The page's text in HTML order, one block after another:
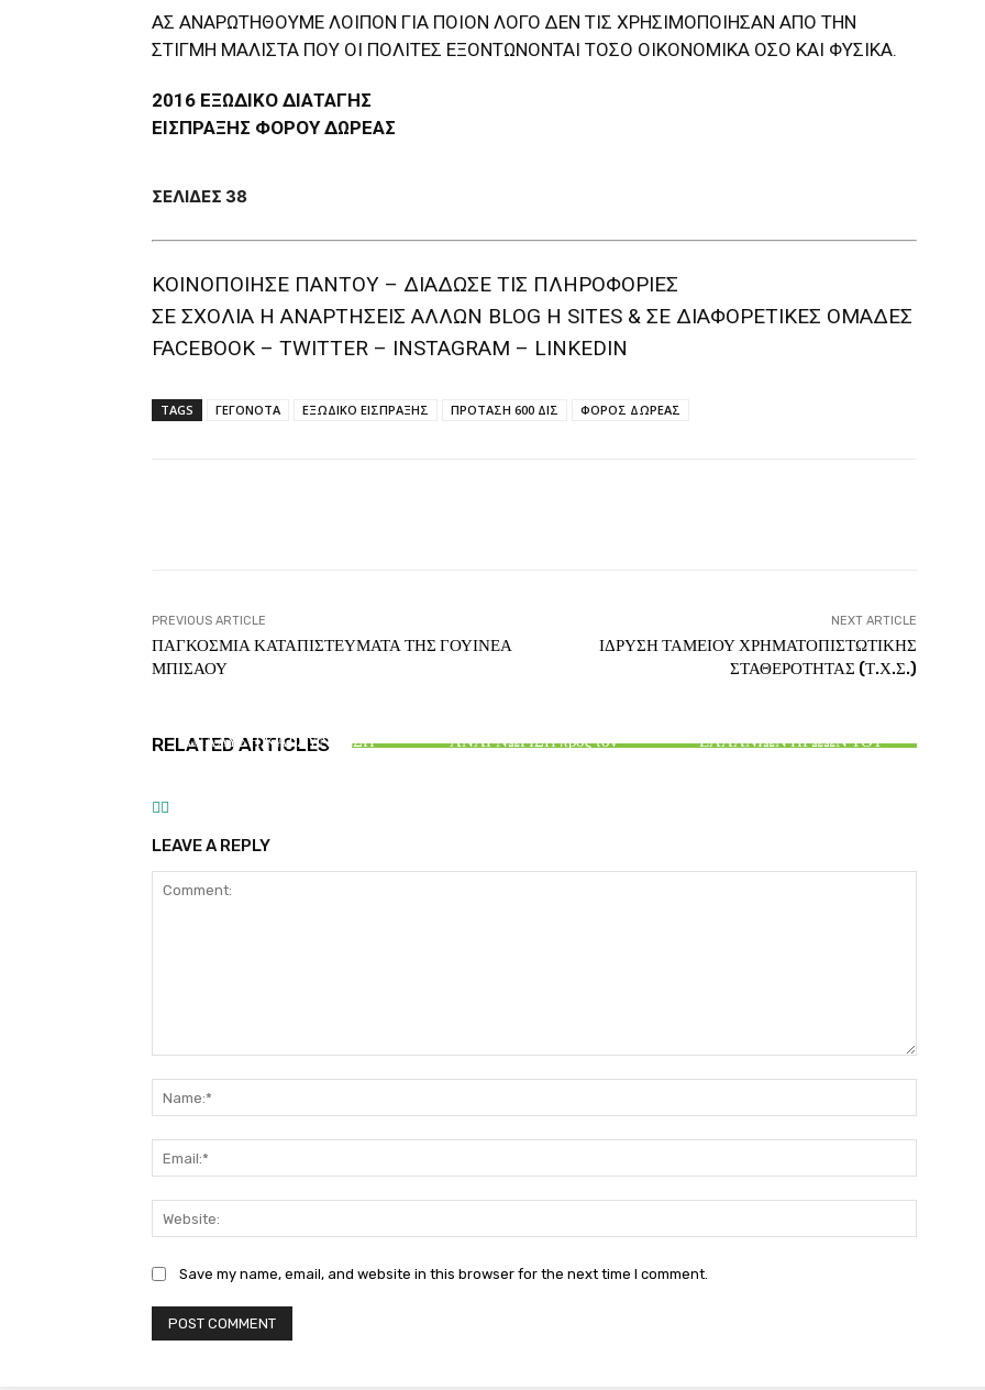
ΑΣ ΑΝΑΡΩΤΗΘΟΥΜΕ ΛΟΙΠΟΝ ΓΙΑ ΠΟΙΟΝ ΛΟΓΟ ΔΕΝ ΤΙΣ ΧΡΗΣΙΜΟΠΟΙΗΣΑΝ ΑΠΟ ΤΗΝ
ΣΤΙΓΜΗ ΜΑΛΙΣΤΑ ΠΟΥ ΟΙ ΠΟΛΙΤΕΣ ΕΞΟΝΤΩΝΟΝΤΑΙ ΤΟΣΟ ΟΙΚΟΝΟΜΙΚΑ ΟΣΟ ΚΑΙ ΦΥΣΙΚΑ.
2016 ΕΞΩΔΙΚΟ ΔΙΑΤΑΓΗΣ
ΕΙΣΠΡΑΞΗΣ ΦΟΡΟΥ ΔΩΡΕΑΣ
ΣΕΛΙΔΕΣ 38
ΚΟΙΝΟΠΟΙΗΣΕ ΠΑΝΤΟΥ – ΔΙΑΔΩΣΕ ΤΙΣ ΠΛΗΡΟΦΟΡΙΕΣ
ΣΕ ΣΧΟΛΙΑ H ΑΝAΡΤΗΣΕΙΣ ΑΛΛΩΝ BLOG H SITES & ΣΕ ΔΙΑΦΟΡΕTIKEΣ ΟΜΑΔΕΣ
FACEBOOK – TWITTER – INSTAGRAM – LINKEDIN
TAGS ΓΕΓΟΝΟΤΑ ΕΞΩΔΙΚΟ ΕΙΣΠΡΑΞΗΣ ΠΡΟΤΑΣΗ 600 ΔΙΣ ΦΟΡΟΣ ΔΩΡΕΑΣ
PREVIOUS ARTICLE
ΠΑΓΚΟΣΜΙΑ ΚΑΤΑΠΙΣΤΕΥΜΑΤΑ ΤΗΣ ΓΟΥΙΝΕΑ
ΜΠΙΣΑΟΥ
NEXT ARTICLE
ΙΔΡΥΣΗ ΤΑΜΕΙΟΥ ΧΡΗΜΑΤΟΠΙΣΤΩΤΙΚΗΣ
ΣΤΑΘΕΡΟΤΗΤΑΣ (Τ.Χ.Σ.)
RELATED ARTICLES
ΑΝΑΛΥΣΗ ΚΑΙ ΣΥΝΘΕΣΗ
ΑΝΑΓΝΩΡΙΣΗ προς τον
ΕΛΛΑΝΙΩΝ ΗΡΩΩΝ ΤΟΥ
LEAVE A REPLY
Save my name, email, and website in this browser for the next time I comment.